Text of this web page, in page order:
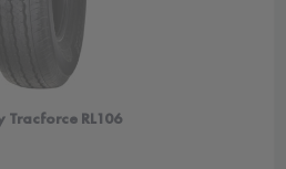
Tracforce RL106